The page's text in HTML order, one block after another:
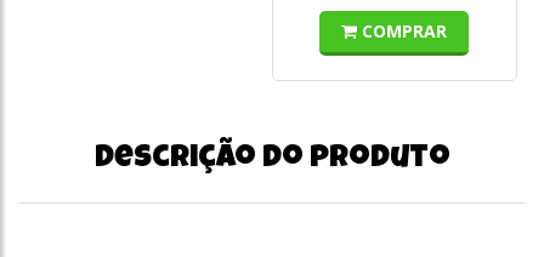
COMPRAR
Descrição do produto